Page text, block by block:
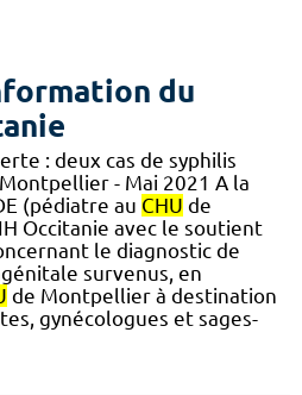
du
: deux cas de syphilis
- Mai 2021 A la
(pédiatre au CHU de
Occitanie avec le soutient
le diagnostic de
survenus, en
de Montpellier à destination
gynécologues et sages-